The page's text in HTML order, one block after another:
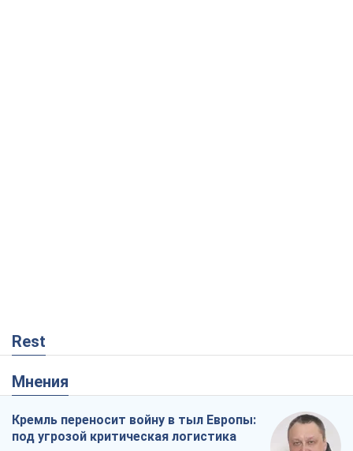
Rest
Мнения
Кремль переносит войну в тыл Европы:
под угрозой критическая логистика